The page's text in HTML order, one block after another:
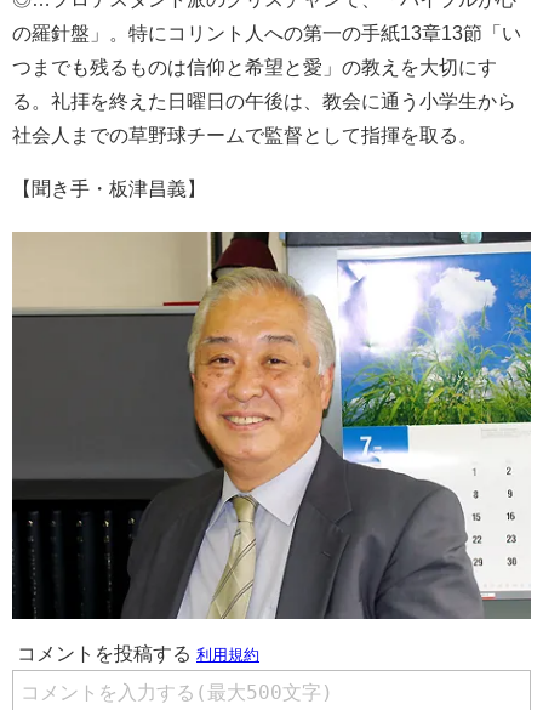
の羅針盤」。特にコリント人への第一の手紙13章13節「い
つまでも残るものは信仰と希望と愛」の教えを大切にす
る。礼拝を終えた日曜日の午後は、教会に通う小学生から
社会人までの草野球チームで監督として指揮を取る。
【聞き手・板津昌義】